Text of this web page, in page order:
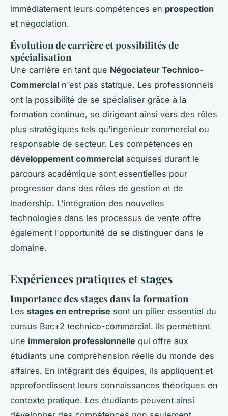
immédiatement leurs compétences en prospection
et négociation.
Évolution de carrière et possibilités de
spécialisation
Une carrière en tant que Négociateur Technico-
Commercial n'est pas statique. Les professionnels
ont la possibilité de se spécialiser grâce à la
formation continue, se dirigeant ainsi vers des rôles
plus stratégiques tels qu'ingénieur commercial ou
responsable de secteur. Les compétences en
développement commercial acquises durant le
parcours académique sont essentielles pour
progresser dans des rôles de gestion et de
leadership. L'intégration des nouvelles
technologies dans les processus de vente offre
également l'opportunité de se distinguer dans le
domaine.
Expériences pratiques et stages
Importance des stages dans la formation
Les stages en entreprise sont un pilier essentiel du
cursus Bac+2 technico-commercial. Ils permettent
une immersion professionnelle qui offre aux
étudiants une compréhension réelle du monde des
affaires. En intégrant des équipes, ils appliquent et
approfondissent leurs connaissances théoriques en
contexte pratique. Les étudiants peuvent ainsi